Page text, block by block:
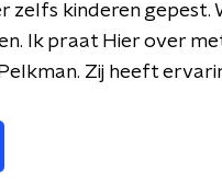
zelfs kinderen
Ik praat Hier over
Zij heeft